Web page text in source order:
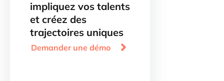
impliquez vos talents
et créez des
trajectoires uniques
Demander une démo 